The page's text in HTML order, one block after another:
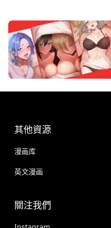
其他資源
漫画库
英文漫画
關注我們